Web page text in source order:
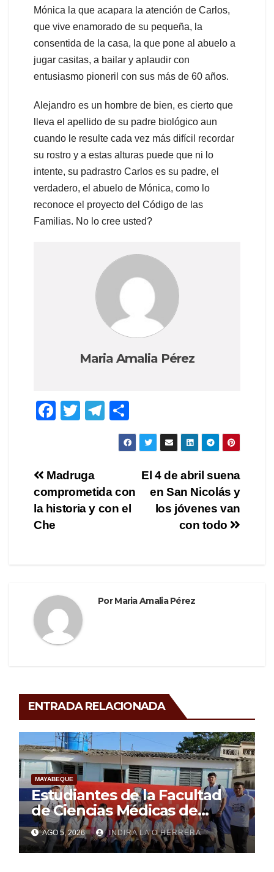
Mónica la que acapara la atención de Carlos,
que vive enamorado de su pequeña, la
consentida de la casa, la que pone al abuelo a
jugar casitas, a bailar y aplaudir con
entusiasmo pioneril con sus más de 60 años.
Alejandro es un hombre de bien, es cierto que
lleva el apellido de su padre biológico aun
cuando le resulte cada vez más difícil recordar
su rostro y a estas alturas puede que ni lo
intente, su padrastro Carlos es su padre, el
verdadero, el abuelo de Mónica, como lo
reconoce el proyecto del Código de las
Familias. No lo cree usted?
Maria Amalia Pérez
F
e
b
o
T
er
T
el
a
m
o
m
ar
tir
Navegación
de
entradas
El 4 de abril suena
en San Nicolás y
los jóvenes van
con todo
Madruga
comprometida con
la historia y con el
Che
PorMaria Amalia Pérez
ENTRADA RELACIONADA
MAYABEQUE
Estudiantes de la Facultad
de Ciencias Médicas de
Mayabeque realizan
pesquisa
AGO 5, 2026 INDIRA LA O HERRERA